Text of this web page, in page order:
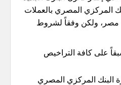
المركزي المصري بالعملات
مصر، ولكن وفقاً لشروط
على كافة التراخيص
البنك المركزي المصري